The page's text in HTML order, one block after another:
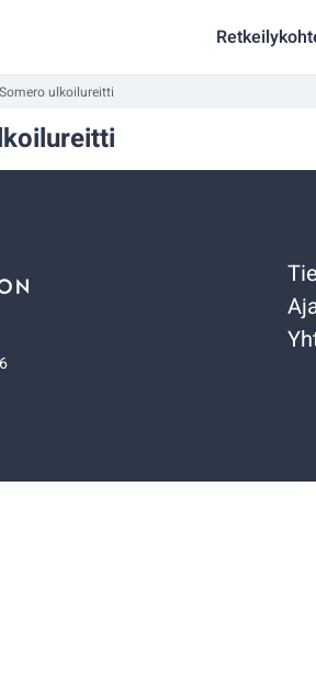
ulkoilureitti